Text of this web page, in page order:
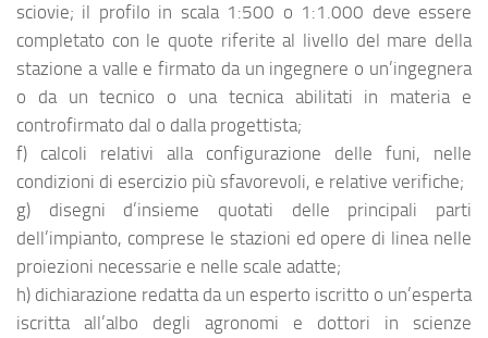
sciovie; il profilo in scala 1:500 o 1:1.000 deve essere
completato con le quote riferite al livello del mare della
stazione a valle e firmato da un ingegnere o un’ingegnera
o da un tecnico o una tecnica abilitati in materia e
controfirmato dal o dalla progettista;
f) calcoli relativi alla configurazione delle funi, nelle
condizioni di esercizio più sfavorevoli, e relative verifiche;
g) disegni d’insieme quotati delle principali parti
dell’impianto, comprese le stazioni ed opere di linea nelle
proiezioni necessarie e nelle scale adatte;
h) dichiarazione redatta da un esperto iscritto o un’esperta
iscritta all’albo degli agronomi e dottori in scienze